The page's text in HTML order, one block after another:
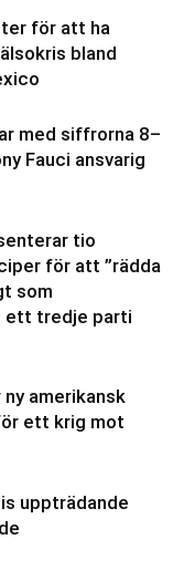
för att ha
bland
med siffrorna 8–
Fauci ansvarig
tio
för att ”rädda
som
ett tredje parti
amerikansk
ett krig mot
uppträdande